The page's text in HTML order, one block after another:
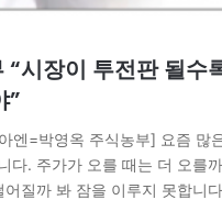
“시장이 투전판 될수
”
엔=박영옥 주식농부] 요즘 많
다. 주가가 오를 때는 더 오를
질까 봐 잠을 이루지 못합니